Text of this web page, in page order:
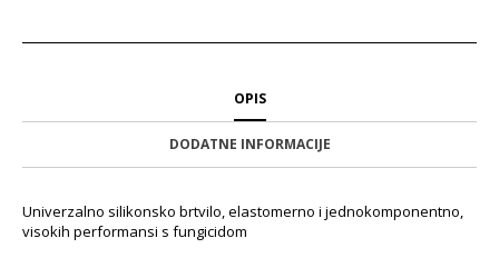
OPIS
DODATNE INFORMACIJE
Univerzalno silikonsko brtvilo, elastomerno i jednokomponentno,
visokih performansi s fungicidom